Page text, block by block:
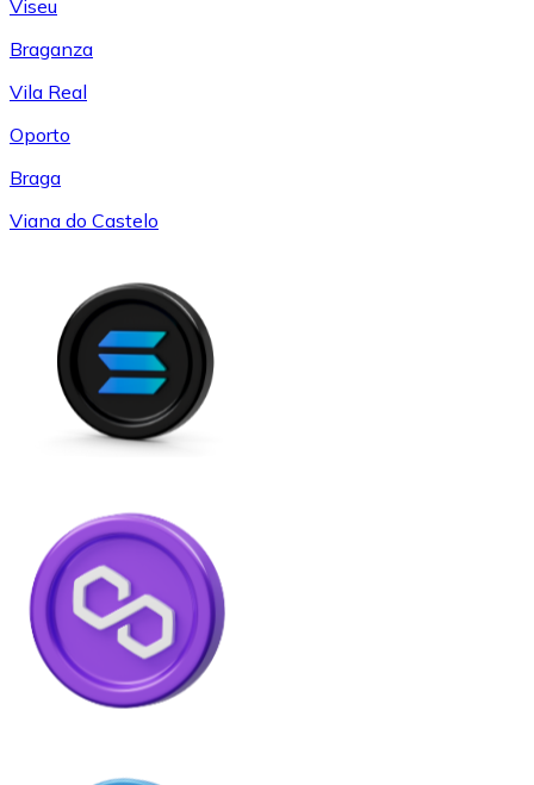
Viseu
Braganza
Vila Real
Oporto
Braga
Viana do Castelo